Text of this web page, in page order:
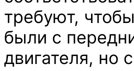
требуют,
были с
двигателя, но